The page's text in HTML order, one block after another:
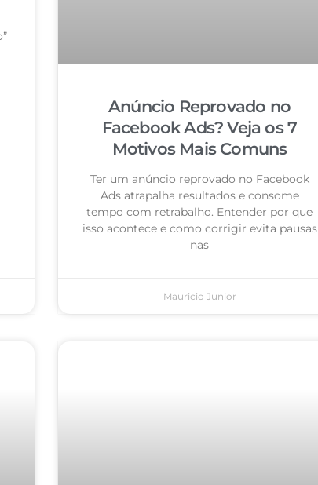
Anúncio Reprovado no
Facebook Ads? Veja os 7
Motivos Mais Comuns
Ter um anúncio reprovado no Facebook
Ads atrapalha resultados e consome
tempo com retrabalho. Entender por que
isso acontece e como corrigir evita pausas
nas
Mauricio Junior